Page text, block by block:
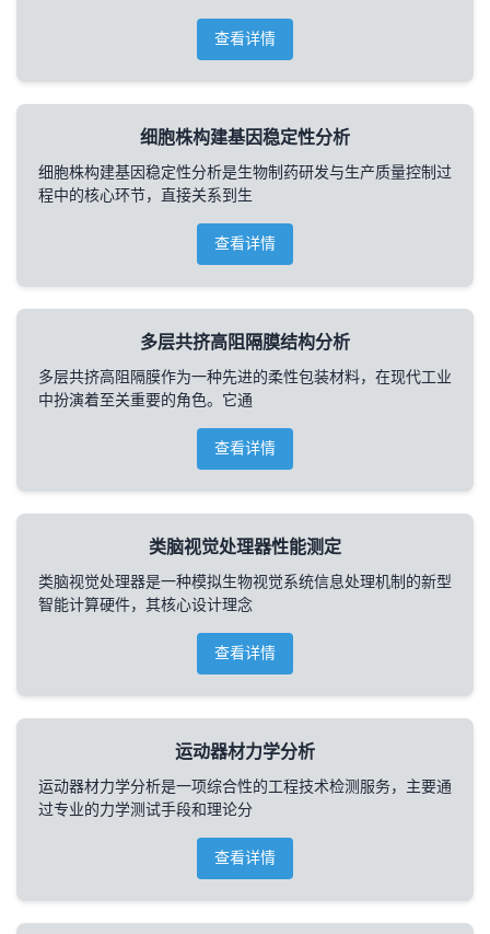
查看详情
细胞株构建基因稳定性分析
细胞株构建基因稳定性分析是生物制药研发与生产质量控制过
程中的核心环节，直接关系到生
查看详情
多层共挤高阻隔膜结构分析
多层共挤高阻隔膜作为一种先进的柔性包装材料，在现代工业
中扮演着至关重要的角色。它通
查看详情
类脑视觉处理器性能测定
类脑视觉处理器是一种模拟生物视觉系统信息处理机制的新型
智能计算硬件，其核心设计理念
查看详情
运动器材力学分析
运动器材力学分析是一项综合性的工程技术检测服务，主要通
过专业的力学测试手段和理论分
查看详情